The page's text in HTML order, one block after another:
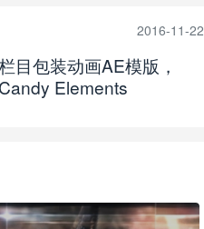
2016-11-22
目包装动画AE模版，
Elements